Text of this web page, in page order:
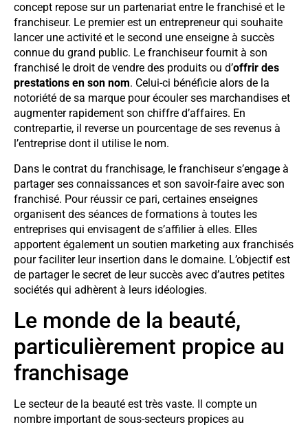
concept repose sur un partenariat entre le franchisé et le
franchiseur. Le premier est un entrepreneur qui souhaite
lancer une activité et le second une enseigne à succès
connue du grand public. Le franchiseur fournit à son
franchisé le droit de vendre des produits ou d’offrir des
prestations en son nom. Celui-ci bénéficie alors de la
notoriété de sa marque pour écouler ses marchandises et
augmenter rapidement son chiffre d’affaires. En
contrepartie, il reverse un pourcentage de ses revenus à
l’entreprise dont il utilise le nom.
Dans le contrat du franchisage, le franchiseur s’engage à
partager ses connaissances et son savoir-faire avec son
franchisé. Pour réussir ce pari, certaines enseignes
organisent des séances de formations à toutes les
entreprises qui envisagent de s’affilier à elles. Elles
apportent également un soutien marketing aux franchisés
pour faciliter leur insertion dans le domaine. L’objectif est
de partager le secret de leur succès avec d’autres petites
sociétés qui adhèrent à leurs idéologies.
Le monde de la beauté,
particulièrement propice au
franchisage
Le secteur de la beauté est très vaste. Il compte un
nombre important de sous-secteurs propices au